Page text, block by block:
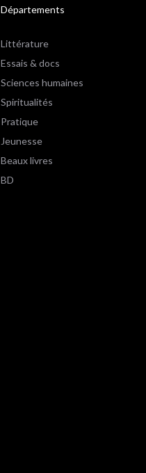
Départements
Littérature
Essais & docs
Sciences humaines
Spiritualités
Pratique
Jeunesse
Beaux livres
BD